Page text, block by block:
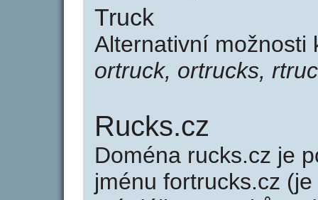
Truck
Alternativní
ortruck, ortrucks,
Rucks.cz
Doména rucks.cz je
jménu fortrucks.cz